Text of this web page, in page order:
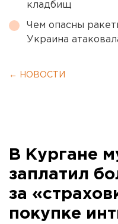
кладбищ
Чем опасны
Украина
← НОВОСТИ
В Кургане
заплатил
за
покупке